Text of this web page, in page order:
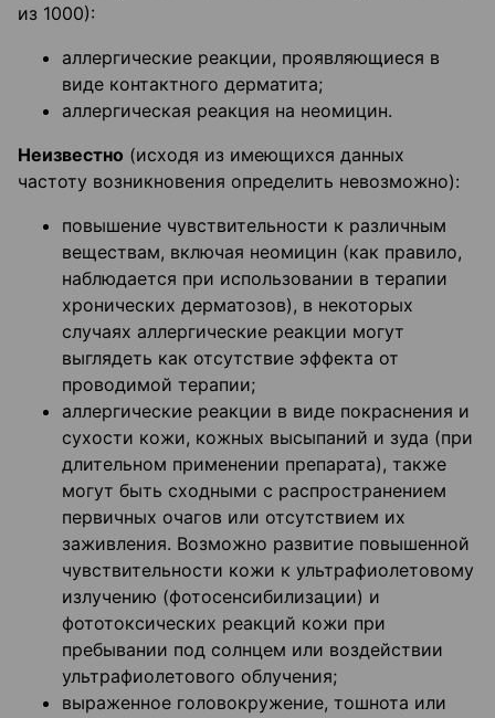
из 1000):
аллергические реакции, проявляющиеся в
виде контактного дерматита;
аллергическая реакция на неомицин.
Неизвестно (исходя из имеющихся данных
частоту возникновения определить невозможно):
повышение чувствительности к различным
веществам, включая неомицин (как правило,
наблюдается при использовании в терапии
хронических дерматозов), в некоторых
случаях аллергические реакции могут
выглядеть как отсутствие эффекта от
проводимой терапии;
аллергические реакции в виде покраснения и
сухости кожи, кожных высыпаний и зуда (при
длительном применении препарата), также
могут быть сходными с распространением
первичных очагов или отсутствием их
заживления. Возможно развитие повышенной
чувствительности кожи к ультрафиолетовому
излучению (фотосенсибилизации) и
фототоксических реакций кожи при
пребывании под солнцем или воздействии
ультрафиолетового облучения;
выраженное головокружение, тошнота или